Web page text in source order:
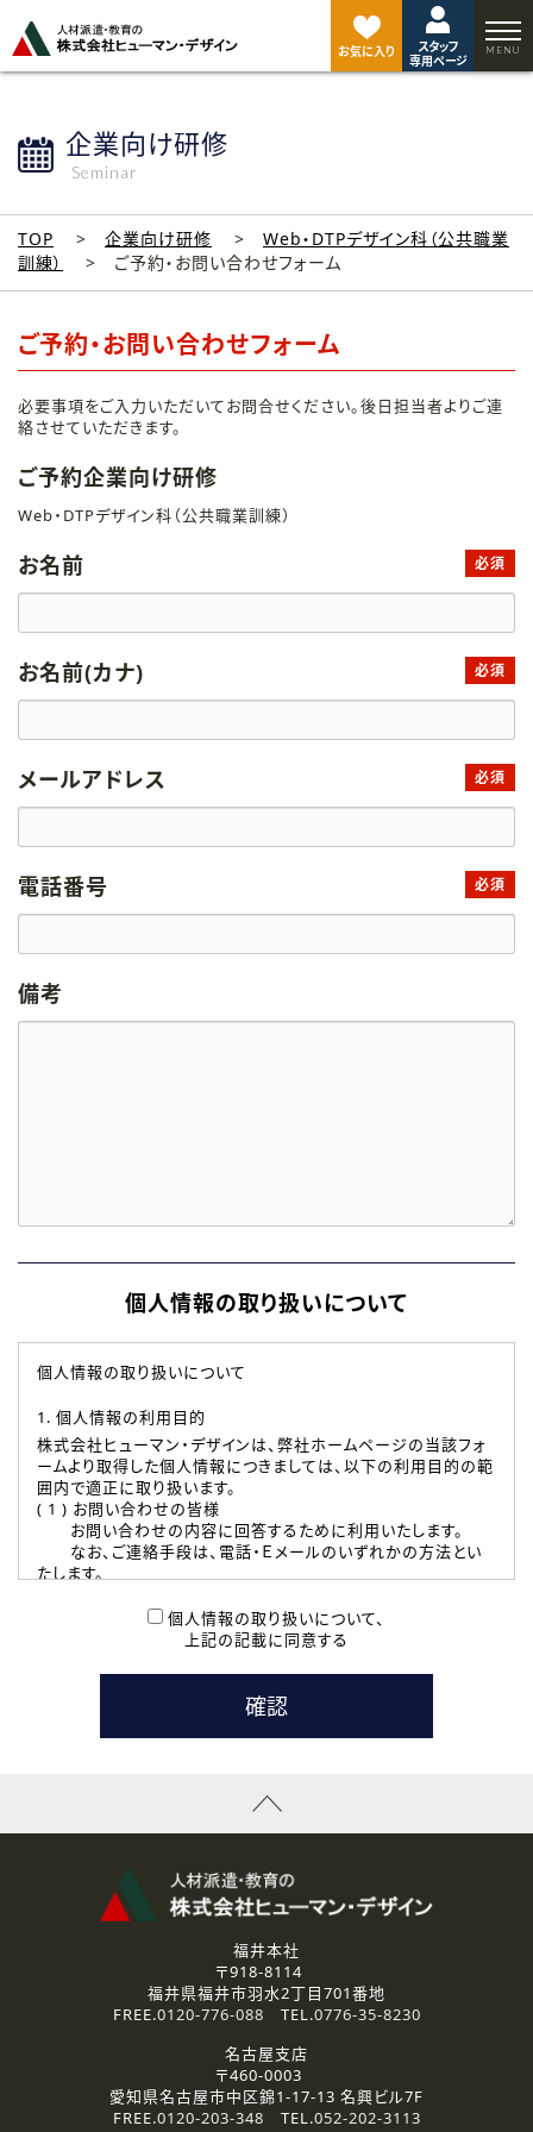
お気に入り
スタッフ
専用ページ
企業向け研修
Seminar
TOP 企業向け研修
Web・DTPデザイン科（公共職業
訓練）
ご予約・お問い合わせフォーム
ご予約・お問い合わせフォーム
必要事項をご入力いただいてお問合せください。後日担当者よりご連
絡させていただきます。
ご予約企業向け研修
Web・DTPデザイン科（公共職業訓練）
お名前 必須
お名前(カナ) 必須
メールアドレス 必須
電話番号 必須
備考
個人情報の取り扱いについて
個人情報の取り扱いについて
1. 個人情報の利用目的
株式会社ヒューマン・デザインは、弊社ホームページの当該フォ
ームより取得した個人情報につきましては、以下の利用目的の範
囲内で適正に取り扱います。
( 1 ) お問い合わせの皆様
お問い合わせの内容に回答するために利用いたします。
なお、ご連絡手段は、電話・Ｅメールのいずれかの方法とい
たします。
本登録に関するご連絡および本登録時の参考情報として利
たします。
( 3 ) スタッフ派遣を検討されている企業の皆様
お問い合わせの内容に回答するために利用いたします。
なお、ご連絡手段は、電話・Ｅメールのいずれかの方法とい
資料送付、受講相談に関するご連絡のために利用いたしま
その他、お問い合わせの内容に回答するために利用いたし
なお、ご連絡手段は、電話・Ｅメールのいずれかの方法とい
2.個人情報の第三者提供
ご提供いただいた個人情報は、法令等の規定に従う場合を除き、
3.個人情報の取り扱いの委託
弊社の定める個人情報保護の評価基準を満たした委託先に、個
人情報を委託する場合があります。
個人情報の取り扱いについて、
上記の記載に同意する
ジ
ト
福井本社
〒918-8114
福井県福井市羽水2丁目701番地
FREE.0120-776-088 TEL.0776-35-8230
名古屋支店
〒460-0003
愛知県名古屋市中区錦1-17-13 名興ビル7F
FREE.0120-203-348 TEL.052-202-3113